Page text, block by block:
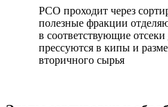
РСО проходит через
полезные фракции
в соответствующие
прессуются в кипы и
вторичного сырья